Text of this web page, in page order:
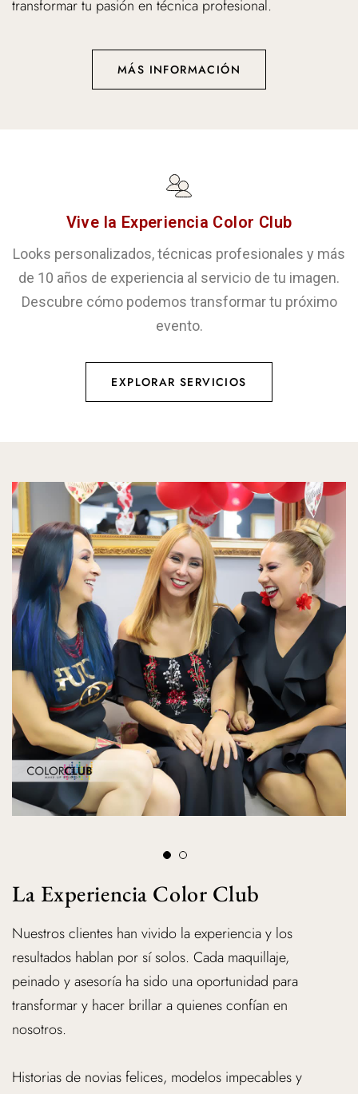
MÁS INFORMACIÓN
Vive la Experiencia Color Club
Looks personalizados, técnicas profesionales y más
de 10 años de experiencia al servicio de tu imagen.
Descubre cómo podemos transformar tu próximo
evento.
EXPLORAR SERVICIOS
Nuestros clientes han vivido la experiencia y los
resultados hablan por sí solos. Cada maquillaje,
peinado y asesoría ha sido una oportunidad para
transformar y hacer brillar a quienes confían en
nosotros.
clientas seguras de sí mismas nos recuerdan por qué